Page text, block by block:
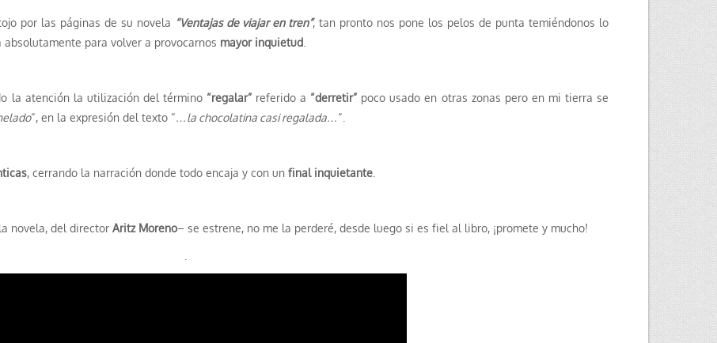
por las páginas de su novela “Ventajas de viajar en tren”, tan pronto nos pone los pelos de punta temiéndonos lo
absolutamente para volver a provocarnos mayor inquietud
la atención la utilización del término “regalar” referido a “derretir” poco usado en otras zonas pero en mi tierra se
“, en la expresión del texto “…la chocolatina casi regalada…“.
, cerrando la narración donde todo encaja y con un final inquietante
novela, del director Aritz Moreno– se estrene, no me la perderé, desde luego si es fiel al libro, ¡promete y mucho!